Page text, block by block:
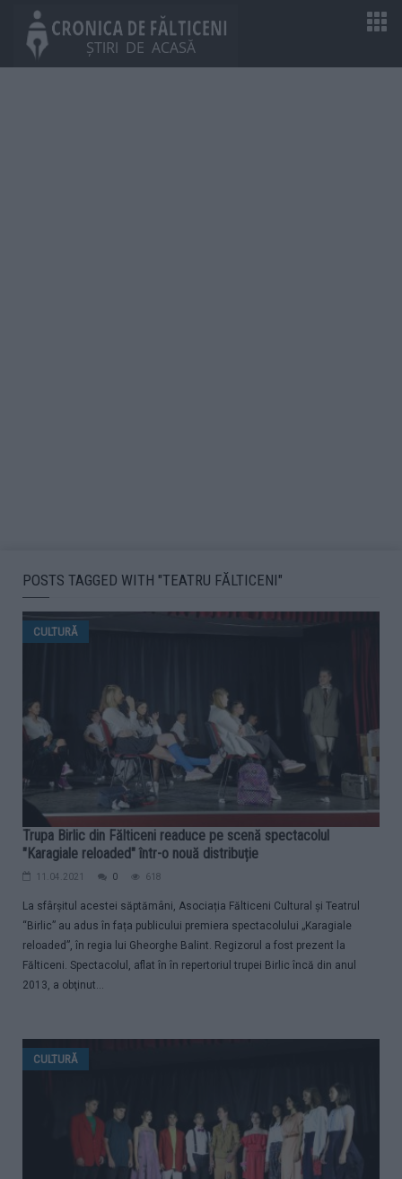
POSTS TAGGED WITH "TEATRU FĂLTICENI"
CULTURĂ
Trupa Birlic din Fălticeni readuce pe scenă spectacolul
"Karagiale reloaded" într-o nouă distribuție
11.04.2021 0 618
La sfârşitul acestei săptămâni, Asociația Fălticeni Cultural și Teatrul
“Birlic” au adus în fața publicului premiera spectacolului „Karagiale
reloaded”, în regia lui Gheorghe Balint. Regizorul a fost prezent la
Fălticeni. Spectacolul, aflat în în repertoriul trupei Birlic încă din anul
2013, a obţinut...
CULTURĂ